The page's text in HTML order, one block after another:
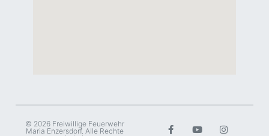
© 2026 Freiwillige Feuerwehr
Maria Enzersdorf. Alle Rechte